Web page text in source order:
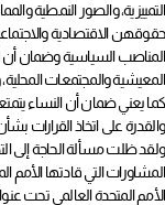
التمييزية، والصور النمطية
حقوقهن الاقتصادية
المناصب السياسية وضمان أن
المعيشية والمجتمعات
كما يعني ضمان أن النساء
والقدرة على اتخاذ القرارات
ولقد ظلت مسألة الحاجة إلى
الأمم المتحدة العالمي تحت